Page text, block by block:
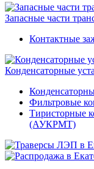
Запасные части
Контактные
Конденсаторные
Фильтровые
Тиристорные
(АУКРМТ)